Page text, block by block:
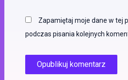
Zapamiętaj moje dane w tej
podczas pisania kolejnych